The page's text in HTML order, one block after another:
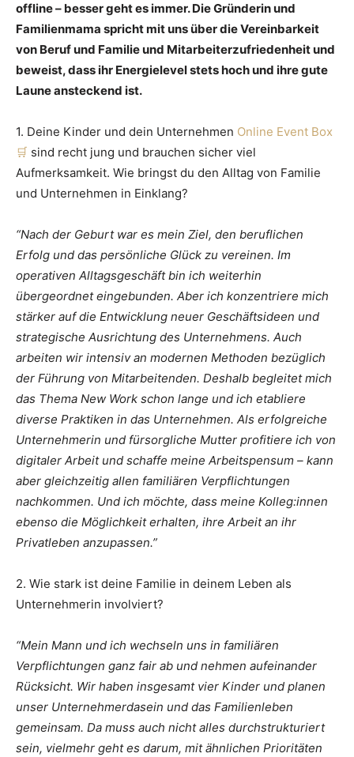
offline – besser geht es immer. Die Gründerin und
Familienmama spricht mit uns über die Vereinbarkeit
von Beruf und Familie und Mitarbeiterzufriedenheit und
beweist, dass ihr Energielevel stets hoch und ihre gute
Laune ansteckend ist.
1. Deine Kinder und dein Unternehmen Online Event Box
sind recht jung und brauchen sicher viel
Aufmerksamkeit. Wie bringst du den Alltag von Familie
und Unternehmen in Einklang?
“Nach der Geburt war es mein Ziel, den beruflichen
Erfolg und das persönliche Glück zu vereinen. Im
operativen Alltagsgeschäft bin ich weiterhin
übergeordnet eingebunden. Aber ich konzentriere mich
stärker auf die Entwicklung neuer Geschäftsideen und
strategische Ausrichtung des Unternehmens. Auch
arbeiten wir intensiv an modernen Methoden bezüglich
der Führung von Mitarbeitenden. Deshalb begleitet mich
das Thema New Work schon lange und ich etabliere
diverse Praktiken in das Unternehmen. Als erfolgreiche
Unternehmerin und fürsorgliche Mutter profitiere ich von
digitaler Arbeit und schaffe meine Arbeitspensum – kann
aber gleichzeitig allen familiären Verpflichtungen
nachkommen. Und ich möchte, dass meine Kolleg:innen
ebenso die Möglichkeit erhalten, ihre Arbeit an ihr
Privatleben anzupassen.”
2. Wie stark ist deine Familie in deinem Leben als
Unternehmerin involviert?
“Mein Mann und ich wechseln uns in familiären
Verpflichtungen ganz fair ab und nehmen aufeinander
Rücksicht. Wir haben insgesamt vier Kinder und planen
unser Unternehmerdasein und das Familienleben
gemeinsam. Da muss auch nicht alles durchstrukturiert
sein, vielmehr geht es darum, mit ähnlichen Prioritäten